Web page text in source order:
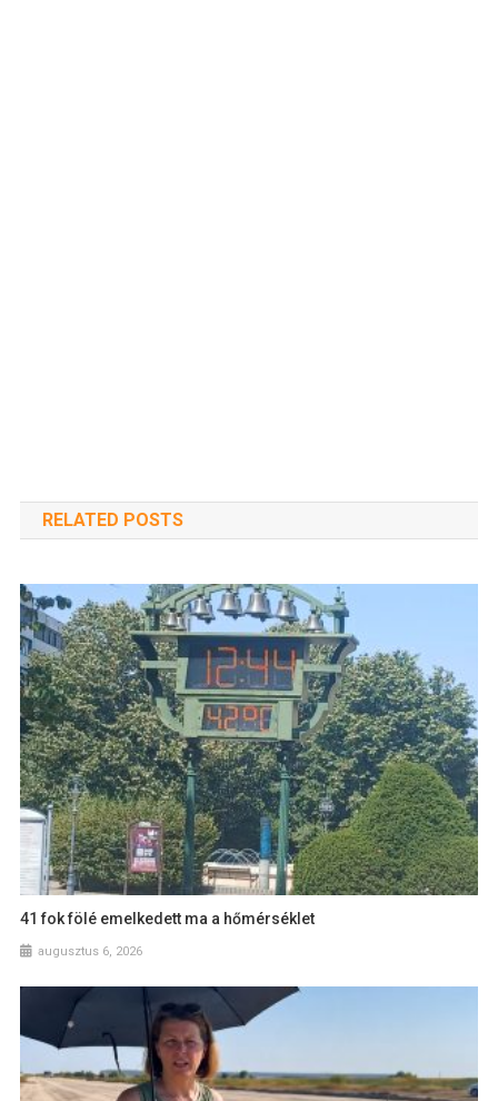
RELATED POSTS
41 fok fölé emelkedett ma a hőmérséklet
augusztus 6, 2026